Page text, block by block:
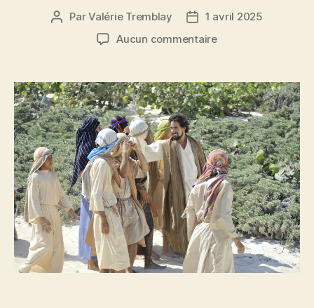
Auteur
ParValérie Tremblay
Date
de
1 avril 2025
Aucun commentairesur
la
passion